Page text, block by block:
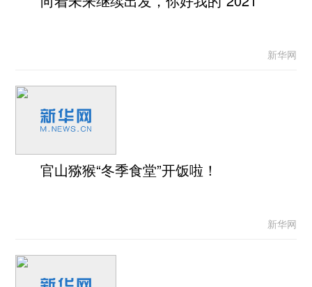
新华网
官山猕猴“冬季食堂”开饭啦！
新华网